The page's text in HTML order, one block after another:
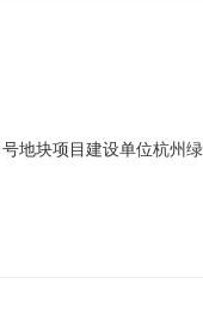
地块项目建设单位杭州